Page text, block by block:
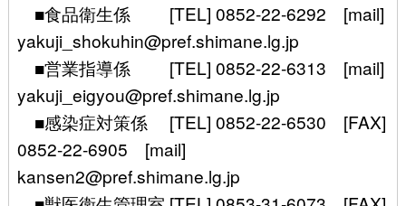
■食品衛生係 [TEL] 0852-22-6292 [mail]
yakuji_shokuhin@pref.shimane.lg.jp
■営業指導係 [TEL] 0852-22-6313 [mail]
yakuji_eigyou@pref.shimane.lg.jp
■感染症対策係 [TEL] 0852-22-6530 [FAX]
0852-22-6905 [mail]
kansen2@pref.shimane.lg.jp